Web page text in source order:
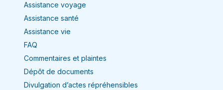
Assistance voyage
Assistance santé
Assistance vie
FAQ
Commentaires et plaintes
Dépôt de documents
Divulgation d’actes répréhensibles